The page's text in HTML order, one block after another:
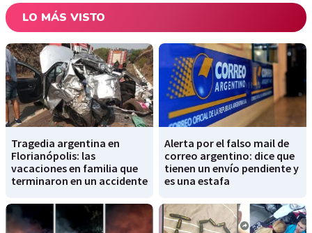
LO MÁS VISTO
Tragedia argentina en
Florianópolis: las
vacaciones en familia que
terminaron en un accidente
Alerta por el falso mail de
correo argentino: dice que
tienen un envío pendiente y
es una estafa